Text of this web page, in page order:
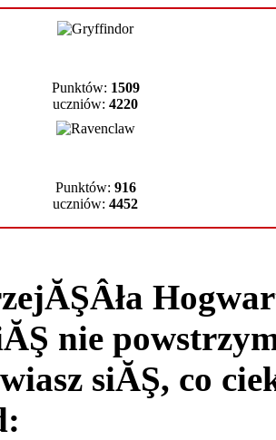
Punktów: 1509
uczniów: 4220
Punktów: 916
uczniów: 4452
nie
siĂŞ, co